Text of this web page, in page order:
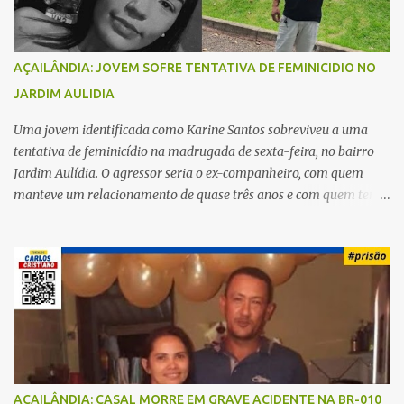
AÇAILÂNDIA: JOVEM SOFRE TENTATIVA DE FEMINICIDIO NO
JARDIM AULIDIA
Uma jovem identificada como Karine Santos sobreviveu a uma
tentativa de feminicídio na madrugada de sexta-feira, no bairro
Jardim Aulídia. O agressor seria o ex-companheiro, com quem
manteve um relacionamento de quase três anos e com quem tem
ela deixou claro que não queria. Naquela noite, a vítima recebeu o
convite de um amigo para ir a uma festa. Ao chegar ao local,
percebeu que o ex também estava presente, mas permaneceu
tranquila durante todo o evento. O ataque aconteceu quando
Karine retornava para casa, por volta das 5h40 da manhã.
“Quando cheguei, ele estava escondido. Assim que me viu, entrou
no carro e começou a me atacar com uma faca, atingindo também
AÇAILÂNDIA: CASAL MORRE EM GRAVE ACIDENTE NA BR-010